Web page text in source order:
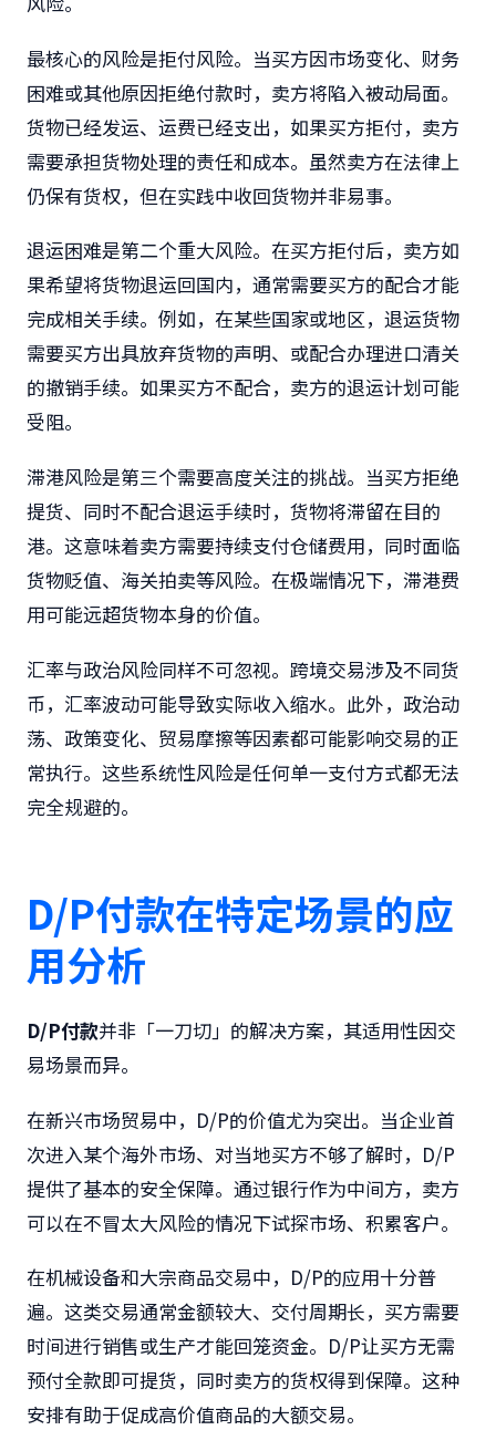
最核心的风险是拒付风险。当买方因市场变化、财务
困难或其他原因拒绝付款时，卖方将陷入被动局面。
货物已经发运、运费已经支出，如果买方拒付，卖方
需要承担货物处理的责任和成本。虽然卖方在法律上
仍保有货权，但在实践中收回货物并非易事。
退运困难是第二个重大风险。在买方拒付后，卖方如
果希望将货物退运回国内，通常需要买方的配合才能
完成相关手续。例如，在某些国家或地区，退运货物
需要买方出具放弃货物的声明、或配合办理进口清关
的撤销手续。如果买方不配合，卖方的退运计划可能
受阻。
滞港风险是第三个需要高度关注的挑战。当买方拒绝
提货、同时不配合退运手续时，货物将滞留在目的
港。这意味着卖方需要持续支付仓储费用，同时面临
货物贬值、海关拍卖等风险。在极端情况下，滞港费
用可能远超货物本身的价值。
汇率与政治风险同样不可忽视。跨境交易涉及不同货
币，汇率波动可能导致实际收入缩水。此外，政治动
荡、政策变化、贸易摩擦等因素都可能影响交易的正
常执行。这些系统性风险是任何单一支付方式都无法
完全规避的。
D/P付款在特定场景的应
用分析
D/P付款并非「一刀切」的解决方案，其适用性因交
易场景而异。
在新兴市场贸易中，D/P的价值尤为突出。当企业首
次进入某个海外市场、对当地买方不够了解时，D/P
提供了基本的安全保障。通过银行作为中间方，卖方
可以在不冒太大风险的情况下试探市场、积累客户。
在机械设备和大宗商品交易中，D/P的应用十分普
遍。这类交易通常金额较大、交付周期长，买方需要
时间进行销售或生产才能回笼资金。D/P让买方无需
预付全款即可提货，同时卖方的货权得到保障。这种
安排有助于促成高价值商品的大额交易。